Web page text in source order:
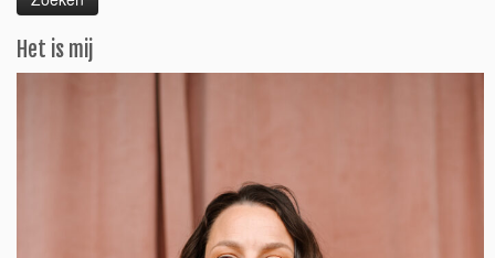
Het is mij